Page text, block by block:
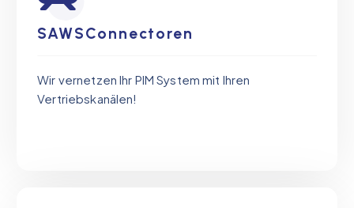
SAWSConnectoren
Wir vernetzen Ihr PIM System mit Ihren
Vertriebskanälen!